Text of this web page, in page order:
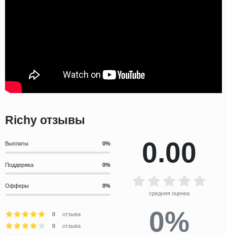
Richy отзывы
Выплаты
Поддержка
Офферы
0.00
средняя оценка
0
отзыва
0
отзыва
0%